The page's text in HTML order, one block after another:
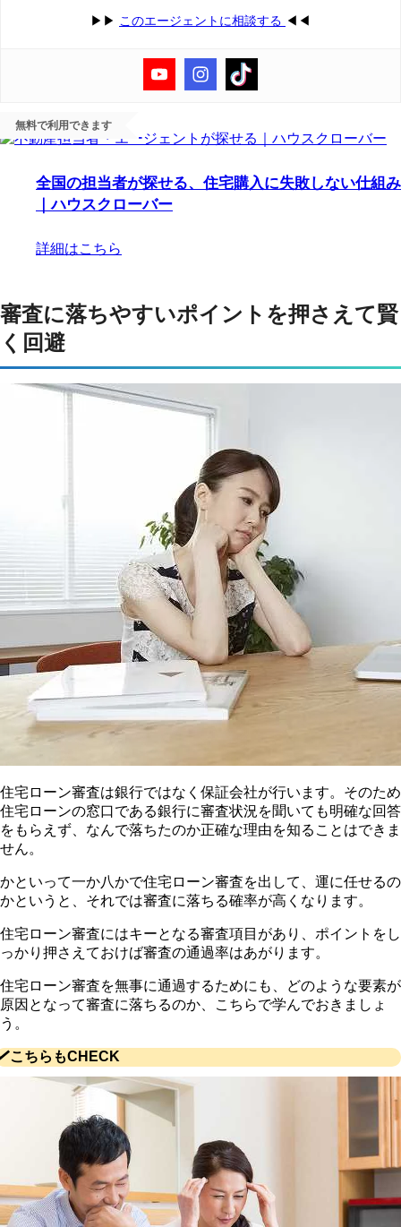
▶︎▶︎ このエージェントに相談する ◀︎◀︎
無料で利用できます
全国の担当者が探せる、住宅購入に失敗しない仕組み
｜ハウスクローバー
詳細はこちら
審査に落ちやすいポイントを押さえて賢
く回避
住宅ローン審査は銀行ではなく保証会社が行います。そのため
住宅ローンの窓口である銀行に審査状況を聞いても明確な回答
をもらえず、なんで落ちたのか正確な理由を知ることはできま
せん。
かといって一か八かで住宅ローン審査を出して、運に任せるの
かというと、それでは審査に落ちる確率が高くなります。
住宅ローン審査にはキーとなる審査項目があり、ポイントをし
っかり押さえておけば審査の通過率はあがります。
住宅ローン審査を無事に通過するためにも、どのような要素が
原因となって審査に落ちるのか、こちらで学んでおきましょ
う。
こちらもCHECK